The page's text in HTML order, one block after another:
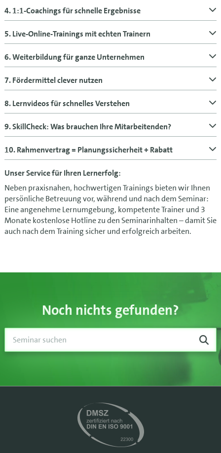
4. 1:1-Coachings für schnelle Ergebnisse
5. Live-Online-Trainings mit echten Trainern
6. Weiterbildung für ganze Unternehmen
7. Fördermittel clever nutzen
8. Lernvideos für schnelles Verstehen
9. SkillCheck: Was brauchen Ihre Mitarbeitenden?
10. Rahmenvertrag = Planungssicherheit + Rabatt
Unser Service für Ihren Lernerfolg:
Neben praxisnahen, hochwertigen Trainings bieten wir Ihnen
persönliche Betreuung vor, während und nach dem Seminar:
Eine angenehme Lernumgebung, kompetente Trainer und 3
Monate kostenlose Hotline zu den Seminarinhalten – damit Sie
auch nach dem Training sicher und erfolgreich arbeiten.
Noch nichts gefunden?